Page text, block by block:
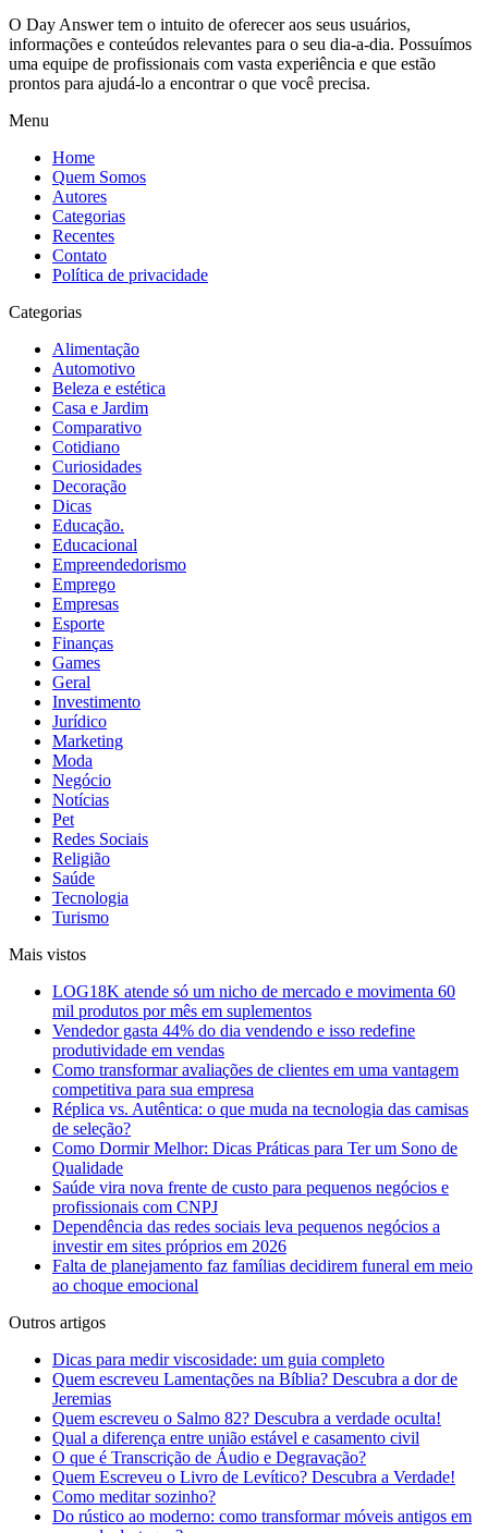
O Day Answer tem o intuito de oferecer aos seus usuários,
informações e conteúdos relevantes para o seu dia-a-dia. Possuímos
uma equipe de profissionais com vasta experiência e que estão
prontos para ajudá-lo a encontrar o que você precisa.
Menu
Home
Quem Somos
Autores
Categorias
Recentes
Contato
Política de privacidade
Categorias
Alimentação
Automotivo
Beleza e estética
Casa e Jardim
Comparativo
Cotidiano
Curiosidades
Decoração
Dicas
Educação.
Educacional
Empreendedorismo
Emprego
Empresas
Esporte
Finanças
Games
Geral
Investimento
Jurídico
Marketing
Moda
Negócio
Notícias
Pet
Redes Sociais
Religião
Saúde
Tecnologia
Turismo
Mais vistos
LOG18K atende só um nicho de mercado e movimenta 60
mil produtos por mês em suplementos
Vendedor gasta 44% do dia vendendo e isso redefine
produtividade em vendas
Como transformar avaliações de clientes em uma vantagem
competitiva para sua empresa
Réplica vs. Autêntica: o que muda na tecnologia das camisas
de seleção?
Como Dormir Melhor: Dicas Práticas para Ter um Sono de
Qualidade
Saúde vira nova frente de custo para pequenos negócios e
profissionais com CNPJ
Dependência das redes sociais leva pequenos negócios a
investir em sites próprios em 2026
Falta de planejamento faz famílias decidirem funeral em meio
ao choque emocional
Outros artigos
Dicas para medir viscosidade: um guia completo
Quem escreveu Lamentações na Bíblia? Descubra a dor de
Jeremias
Quem escreveu o Salmo 82? Descubra a verdade oculta!
Qual a diferença entre união estável e casamento civil
O que é Transcrição de Áudio e Degravação?
Quem Escreveu o Livro de Levítico? Descubra a Verdade!
Como meditar sozinho?
Do rústico ao moderno: como transformar móveis antigos em